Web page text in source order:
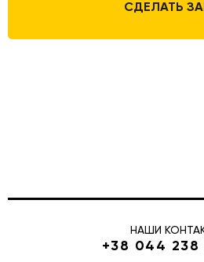
СДЕЛАТЬ
НАШИ
+38 044 238